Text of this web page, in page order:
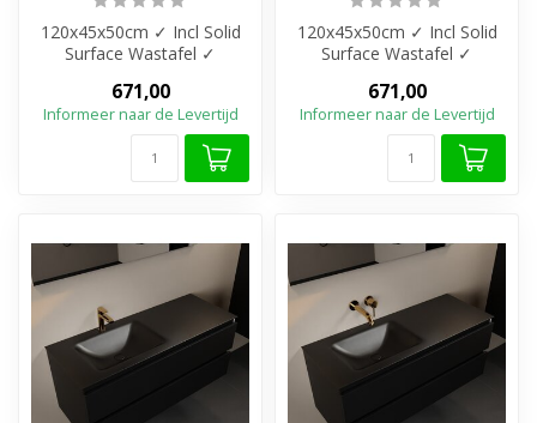
120x45x50cm ✓ Incl Solid
Surface Wastafel ✓
Beschikbaar in ...
671,00
Informeer naar de Levertijd
120x45x50cm ✓ Incl Solid
Surface Wastafel ✓
Beschikbaar in ...
671,00
Informeer naar de Levertijd